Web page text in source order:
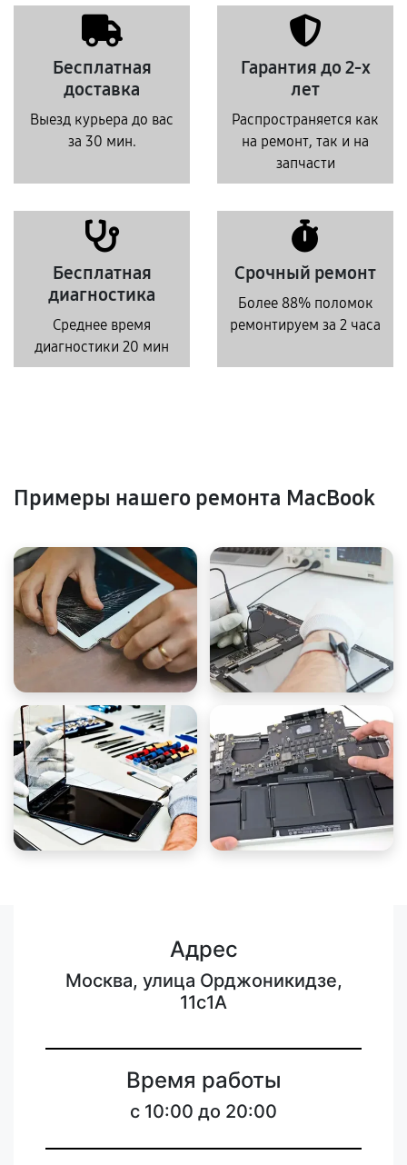
Бесплатная
доставка
Выезд курьера до вас
за 30 мин.
Гарантия до 2-х
лет
Распространяется как
на ремонт, так и на
запчасти
Бесплатная
диагностика
Среднее время
диагностики 20 мин
Срочный ремонт
Более 88% поломок
ремонтируем за 2 часа
Примеры нашего ремонта MacBook
Адрес
Москва, улица Орджоникидзе,
11с1А
Время работы
с 10:00 до 20:00